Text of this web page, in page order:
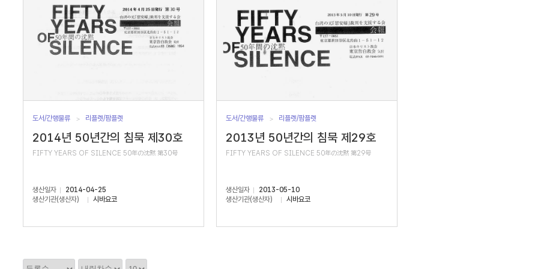
도서/간행물류 리플렛/팜플렛
2014년 50년간의 침묵 제30호
FIFTY YEARS OF SILENCE 50年の沈黙 第30号
생산일자
2014-04-25
생산기관(생산자)
시바요코
도서/간행물류 리플렛/팜플렛
2013년 50년간의 침묵 제29호
FIFTY YEARS OF SILENCE 50年の沈黙 第29号
생산일자
2013-05-10
생산기관(생산자)
시바요코
정
정
정